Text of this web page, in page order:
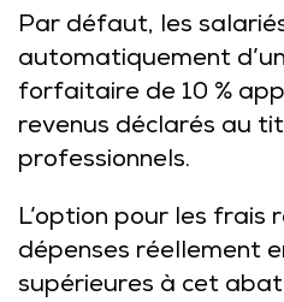
Par défaut, les
automatiquement
forfaitaire de 10 %
revenus déclarés au
professionnels.
L’option pour les frais
dépenses réellement
supérieures à cet